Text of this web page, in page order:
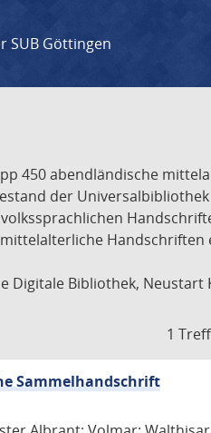
SUB Göttingen
450 abendländische
der
Handschriften
Digitale Bibliothek, Neustart
1
Sammelhandschrift